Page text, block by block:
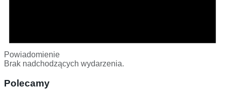
Powiadomienie
Brak nadchodzących wydarzenia.
Polecamy